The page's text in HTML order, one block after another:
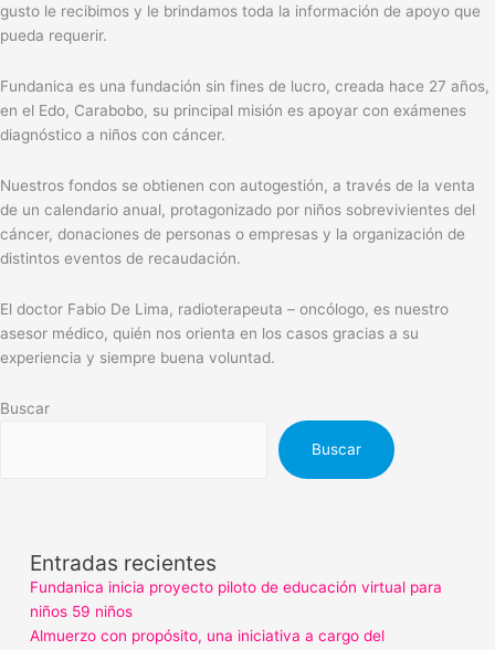
gusto le recibimos y le brindamos toda la información de apoyo que
pueda requerir.
Fundanica es una fundación sin fines de lucro, creada hace 27 años,
en el Edo, Carabobo, su principal misión es apoyar con exámenes
diagnóstico a niños con cáncer.
Nuestros fondos se obtienen con autogestión, a través de la venta
de un calendario anual, protagonizado por niños sobrevivientes del
cáncer, donaciones de personas o empresas y la organización de
distintos eventos de recaudación.
El doctor Fabio De Lima, radioterapeuta – oncólogo, es nuestro
asesor médico, quién nos orienta en los casos gracias a su
experiencia y siempre buena voluntad.
Buscar
Buscar
Entradas recientes
Fundanica inicia proyecto piloto de educación virtual para
niños 59 niños
Almuerzo con propósito, una iniciativa a cargo del